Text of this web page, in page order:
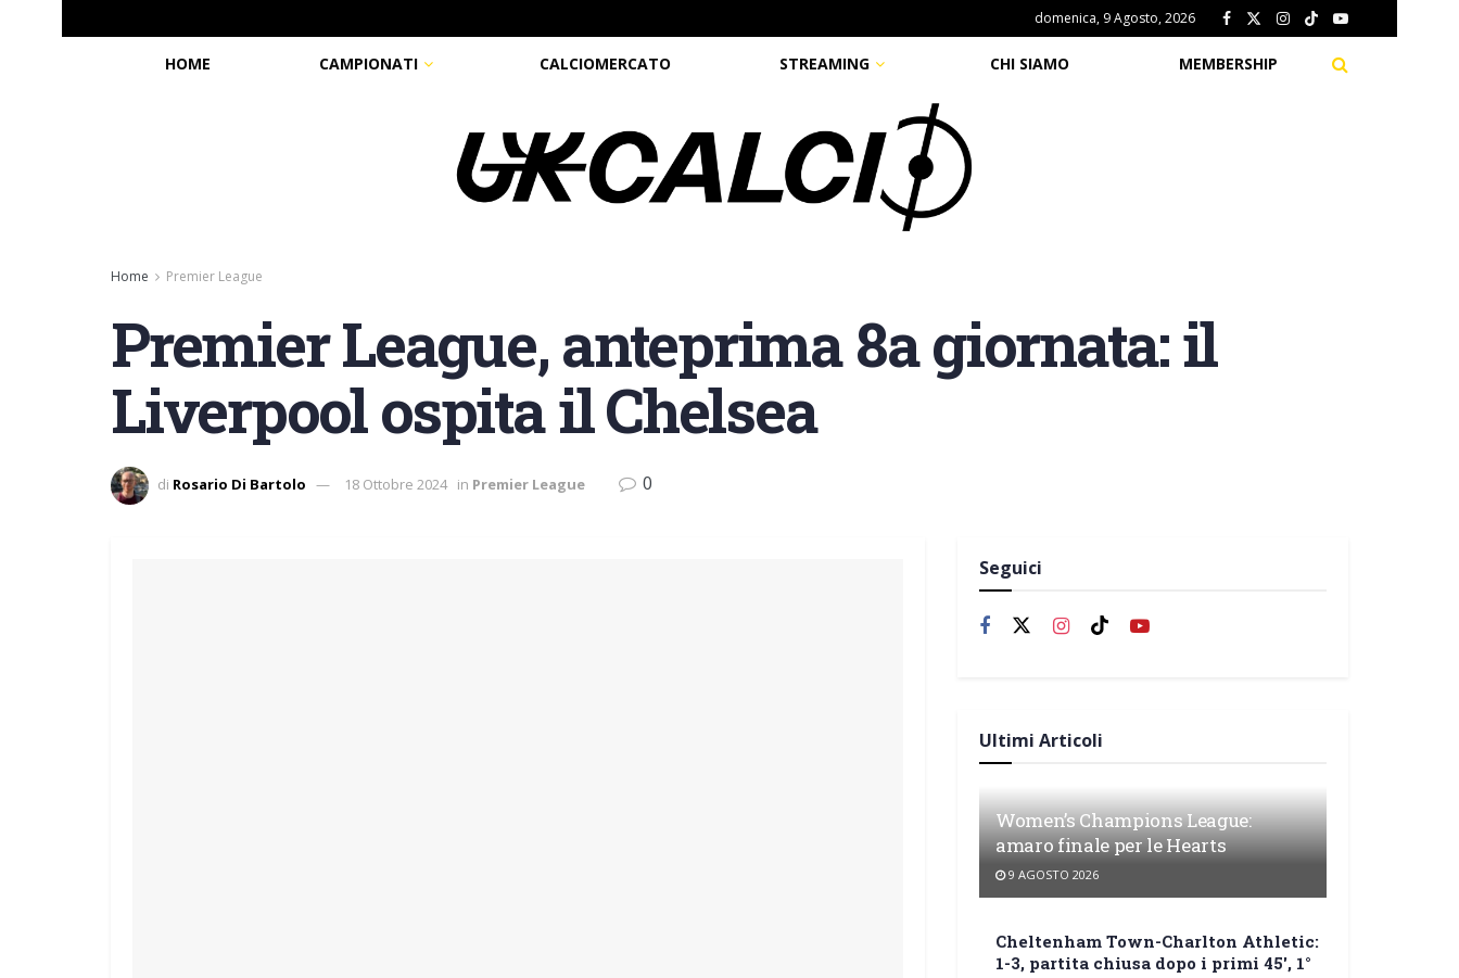
domenica, 9 Agosto, 2026
HOME CAMPIONATI CALCIOMERCATO STREAMING CHI SIAMO MEMBERSHIP
Home Premier League
Premier League, anteprima 8a giornata: il
Liverpool ospita il Chelsea
di Rosario Di Bartolo 18 Ottobre 2024 in Premier League 0
Seguici
Ultimi Articoli
Women’s Champions League:
amaro finale per le Hearts
9 AGOSTO 2026
Cheltenham Town-Charlton Athletic:
1-3, partita chiusa dopo i primi 45′, 1°